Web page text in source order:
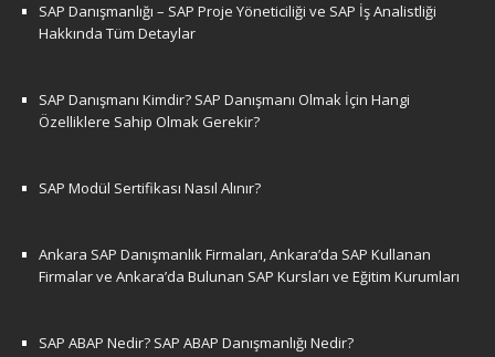
SAP Danışmanlığı – SAP Proje Yöneticiliği ve SAP İş Analistliği
Hakkında Tüm Detaylar
SAP Danışmanı Kimdir? SAP Danışmanı Olmak İçin Hangi
Özelliklere Sahip Olmak Gerekir?
SAP Modül Sertifikası Nasıl Alınır?
Ankara SAP Danışmanlık Firmaları, Ankara’da SAP Kullanan
Firmalar ve Ankara’da Bulunan SAP Kursları ve Eğitim Kurumları
SAP ABAP Nedir? SAP ABAP Danışmanlığı Nedir?